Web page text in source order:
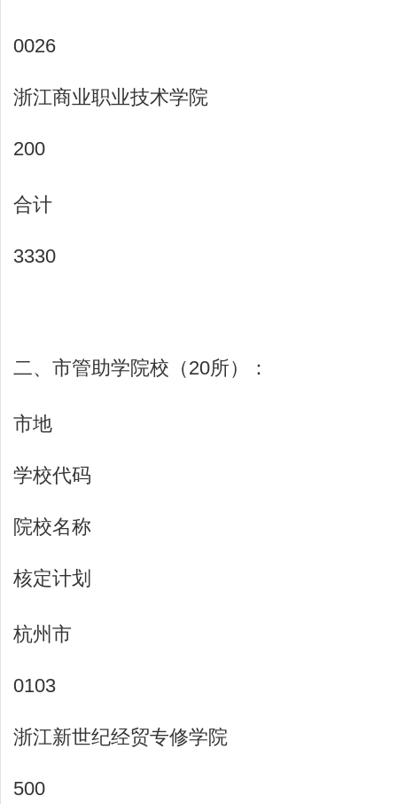
0026
浙江商业职业技术学院
200
合计
3330
二、市管助学院校（20所）：
市地
学校代码
院校名称
核定计划
杭州市
0103
浙江新世纪经贸专修学院
500